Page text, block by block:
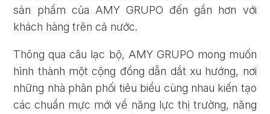
sản phẩm của AMY GRUPO đến gần hơn với
khách hàng trên cả nước.
Thông qua câu lạc bộ, AMY GRUPO mong muốn
hình thành một cộng đồng dẫn dắt xu hướng, nơi
những nhà phân phối tiêu biểu cùng nhau kiến tạo
các chuẩn mực mới về năng lực thị trường, năng